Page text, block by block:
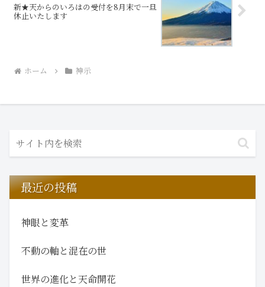
新★天からのいろはの受付を8月末で一旦
休止いたします
ホーム 神示
最近の投稿
神眼と変革
不動の軸と混在の世
世界の進化と天命開花